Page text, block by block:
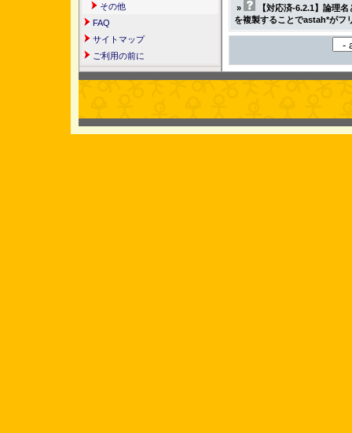
その他
FAQ
サイトマップ
ご利用の前に
»
【対応済-6.2.1】論理
を複製することでastah*がフ